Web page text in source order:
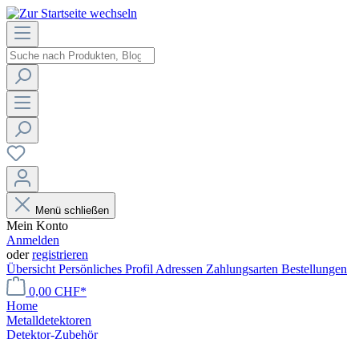
Menü schließen
Mein Konto
Anmelden
oderregistrieren
Übersicht Persönliches Profil Adressen Zahlungsarten Bestellungen
0,00 CHF*
Home
Metalldetektoren
Detektor-Zubehör